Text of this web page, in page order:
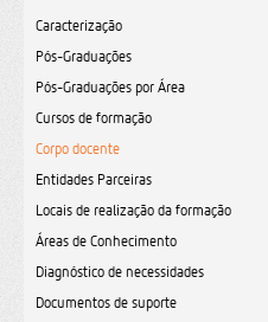
Formação
Serviços de Saúde
CESPU
Sites do grupo
Utilizador
Contactos
Caracterização
Pós-Graduações
Pós-Graduações por Área
Cursos de formação
Corpo docente
Entidades Parceiras
Locais de realização da formação
Áreas de Conhecimento
Diagnóstico de necessidades
Documentos de suporte